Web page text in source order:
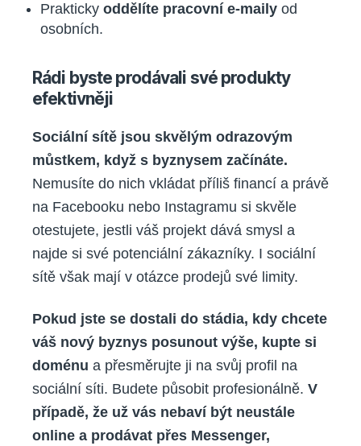
Prakticky oddělíte pracovní e-maily od
osobních.
Rádi byste prodávali své produkty
efektivněji
Sociální sítě jsou skvělým odrazovým
můstkem, když s byznysem začínáte.
Nemusíte do nich vkládat příliš financí a právě
na Facebooku nebo Instagramu si skvěle
otestujete, jestli váš projekt dává smysl a
najde si své potenciální zákazníky. I sociální
sítě však mají v otázce prodejů své limity.
Pokud jste se dostali do stádia, kdy chcete
váš nový byznys posunout výše, kupte si
doménu a přesměrujte ji na svůj profil na
sociální síti. Budete působit profesionálně. V
případě, že už vás nebaví být neustále
online a prodávat přes Messenger,